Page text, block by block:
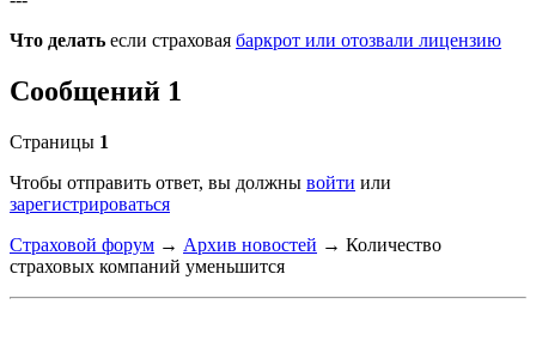
Что делать если страховая баркрот или отозвали лицензию
Сообщений 1
Страницы 1
Чтобы отправить ответ, вы должны войти или
зарегистрироваться
Страховой форум → Архив новостей → Количество
страховых компаний уменьшится